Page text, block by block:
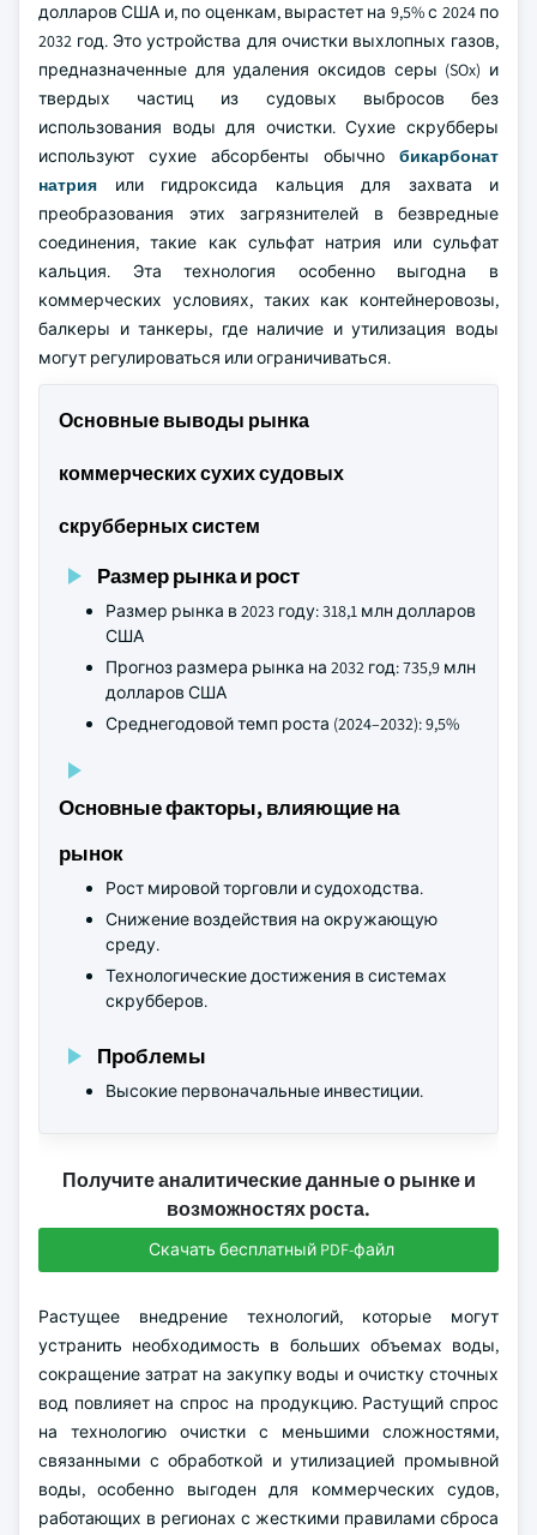
долларов США и, по оценкам, вырастет на 9,5% с 2024 по
2032 год. Это устройства для очистки выхлопных газов,
предназначенные для удаления оксидов серы (SOx) и
твердых частиц из судовых выбросов без
использования воды для очистки. Сухие скрубберы
используют сухие абсорбенты обычно бикарбонат
натрия или гидроксида кальция для захвата и
преобразования этих загрязнителей в безвредные
соединения, такие как сульфат натрия или сульфат
кальция. Эта технология особенно выгодна в
коммерческих условиях, таких как контейнеровозы,
балкеры и танкеры, где наличие и утилизация воды
могут регулироваться или ограничиваться.
Основные выводы рынка
коммерческих сухих судовых
скрубберных систем
Размер рынка и рост
Размер рынка в 2023 году: 318,1 млн долларов
США
Прогноз размера рынка на 2032 год: 735,9 млн
долларов США
Среднегодовой темп роста (2024–2032): 9,5%
Основные факторы, влияющие на
рынок
Рост мировой торговли и судоходства.
Снижение воздействия на окружающую
среду.
Технологические достижения в системах
скрубберов.
Проблемы
Высокие первоначальные инвестиции.
Получите аналитические данные о рынке и
возможностях роста.
Скачать бесплатный PDF-файл
Растущее внедрение технологий, которые могут
устранить необходимость в больших объемах воды,
сокращение затрат на закупку воды и очистку сточных
вод повлияет на спрос на продукцию. Растущий спрос
на технологию очистки с меньшими сложностями,
связанными с обработкой и утилизацией промывной
воды, особенно выгоден для коммерческих судов,
работающих в регионах с жесткими правилами сброса